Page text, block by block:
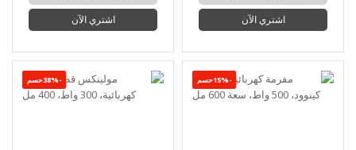
اشتري الآن اشتري الآن
-15%حسم -38%حسم